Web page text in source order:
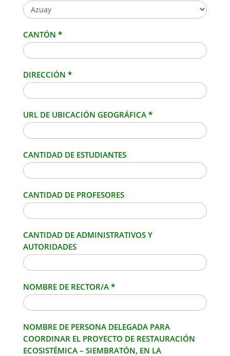
CANTÓN *
DIRECCIÓN *
URL DE UBICACIÓN GEOGRÁFICA *
CANTIDAD DE ESTUDIANTES
CANTIDAD DE PROFESORES
CANTIDAD DE ADMINISTRATIVOS Y
AUTORIDADES
NOMBRE DE RECTOR/A *
NOMBRE DE PERSONA DELEGADA PARA
COORDINAR EL PROYECTO DE RESTAURACIÓN
ECOSISTÉMICA – SIEMBRATÓN, EN LA